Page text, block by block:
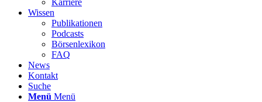
Karriere
Wissen
Publikationen
Podcasts
Börsenlexikon
FAQ
News
Kontakt
Suche
Menü Menü